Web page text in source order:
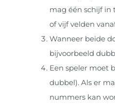
mag één schijf in
of vijf velden
Wanneer beide
bijvoorbeeld
Een speler moet
dubbel). Als er
nummers kan